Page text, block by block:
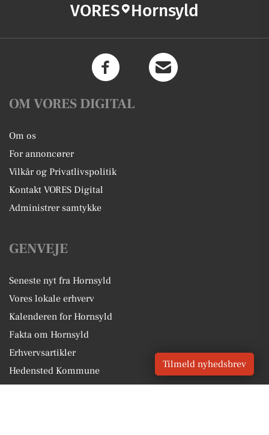
VORES Hornsyld
OM VORES DIGITAL
Om os
For annoncører
Vilkår og Privatlivspolitik
Kontakt VORES Digital
Administrer samtykke
GENVEJE
Seneste nyt fra Hornsyld
Vores lokale erhverv
Kalenderen for Hornsyld
Fakta om Hornsyld
Erhvervsartikler
Hedensted Kommune
Tilmeld nyhedsbrev